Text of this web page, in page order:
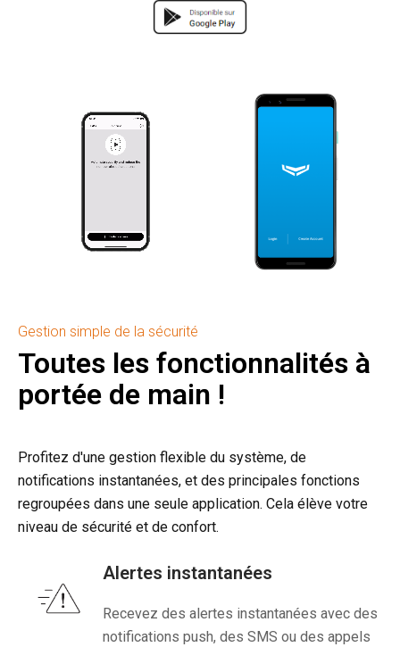
Gestion simple de la sécurité
Toutes les fonctionnalités à
portée de main !
Profitez d'une gestion flexible du système, de
notifications instantanées, et des principales fonctions
regroupées dans une seule application. Cela élève votre
niveau de sécurité et de confort.
Alertes instantanées
Recevez des alertes instantanées avec des
notifications push, des SMS ou des appels